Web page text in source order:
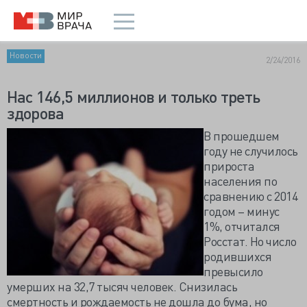
Новости 2/24/2016
Нас 146,5 миллионов и только треть
здорова
В прошедшем
году не случилось
прироста
населения по
сравнению с 2014
годом – минус
1%, отчитался
Росстат. Но число
родившихся
превысило
умерших на 32,7 тысяч человек. Снизилась
смертность и рождаемость не дошла до бума, но